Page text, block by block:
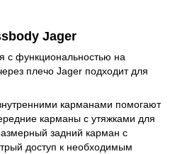
Jager
с функциональностью на
плечо Jager подходит для
карманами помогают
карманы с утяжками для
задний карман с
доступ к необходимым